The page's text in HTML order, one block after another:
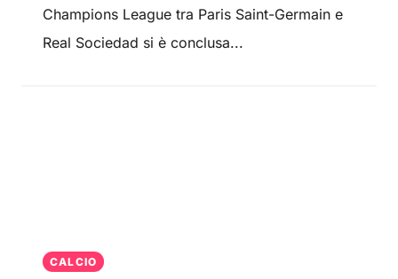
Champions League tra Paris Saint-Germain e
Real Sociedad si è conclusa...
CALCIO